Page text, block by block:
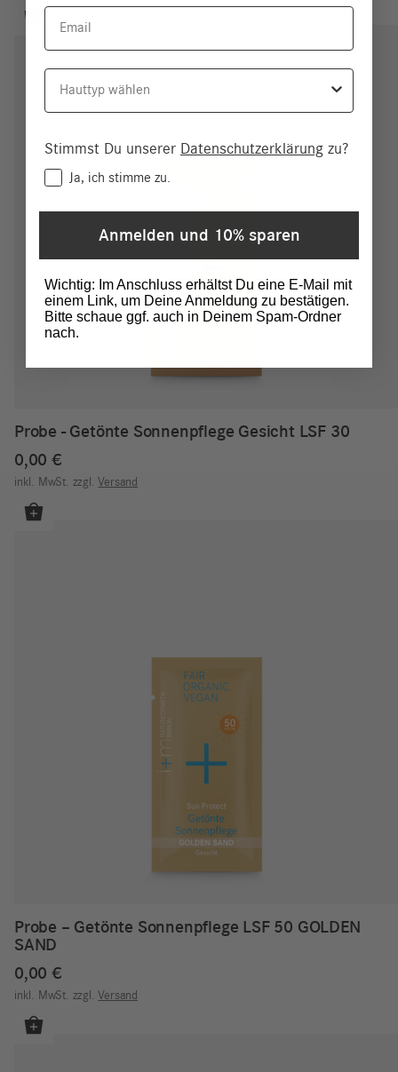
Probe - Getönte Sonnenpflege Gesicht LSF 30
0,00 €
inkl. MwSt. zzgl. Versand
Probe – Getönte Sonnenpflege LSF 50 GOLDEN
SAND
0,00 €
inkl. MwSt. zzgl. Versand
Email
Hauttyp
Stimmst Du unserer Datenschutzerklärung zu?
ConsentJa, ich stimme zu.
Anmelden und 10% sparen
Wichtig: Im Anschluss erhältst Du eine E-Mail mit
einem Link, um Deine Anmeldung zu bestätigen.
Bitte schaue ggf. auch in Deinem Spam-Ordner
nach.